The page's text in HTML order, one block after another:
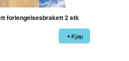
forlengelsesbrakett 2 stk
Kjøp